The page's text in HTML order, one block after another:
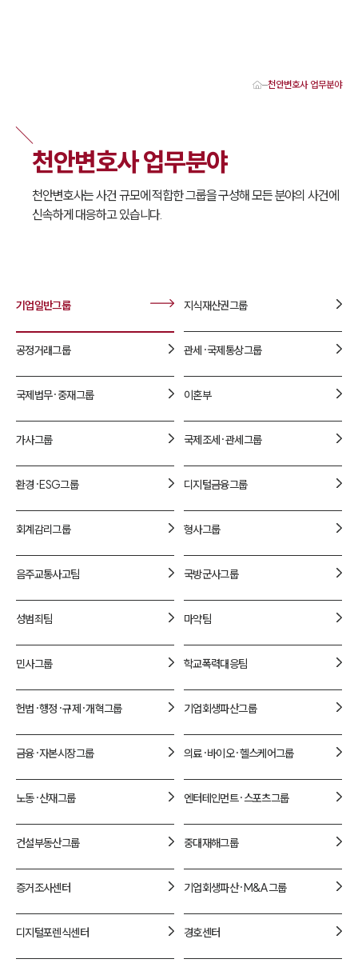
서울·대전·천안변호사
천안형사전문변호사
천안이혼전문변호사
천안학교폭력변호사
천안부동산변호사
천안음주운전·교통사고변호사
천안변호사 업무분야
1800-7905
천안변호사 업무분야
천안변호사 업무분야
천안변호사는 사건 규모에 적합한 그룹을 구성해 모든 분야의 사건에
신속하게 대응하고 있습니다.
기업일반그룹 지식재산권그룹
공정거래그룹 관세·국제통상그룹
국제법무·중재그룹 이혼부
가사그룹 국제조세·관세그룹
환경·ESG그룹 디지털금융그룹
회계감리그룹 형사그룹
음주교통사고팀 국방군사그룹
성범죄팀 마약팀
민사그룹 학교폭력대응팀
헌법·행정·규제·개혁그룹 기업회생파산그룹
금융·자본시장그룹 의료·바이오·헬스케어그룹
노동·산재그룹 엔터테인먼트·스포츠그룹
건설부동산그룹 중대재해그룹
증거조사센터 기업회생파산·M&A그룹
디지털포렌식센터 경호센터